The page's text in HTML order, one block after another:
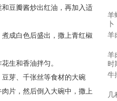
豆瓣酱炒出红油，再加入适
成白色后盛出，撒上青红椒
生和香油拌匀。
芽、千张丝等食材的大碗
片，然后倒入大碗中，撒上
羊
卜
羊
羊
时
牛
几